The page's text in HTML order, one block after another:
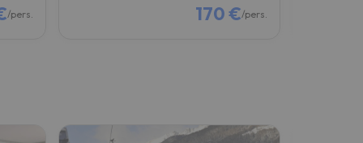
/pers. 170 €/pers.